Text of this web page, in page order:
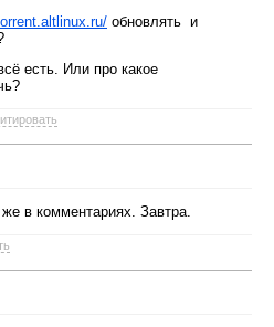
обновлять и
есть. Или про какое
в комментариях. Завтра.